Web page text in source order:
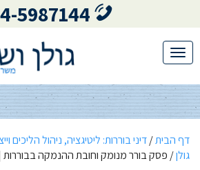
5987144
Toggle
דף הבית/דיני בוררות: ליטיגציה, ניהול הליכים
גולן/ פסק בורר מנומק וחובת ההנמקה בבוררות |